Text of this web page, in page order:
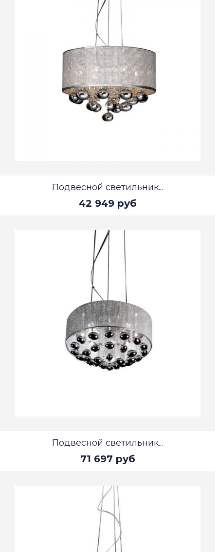
Подвесной светильник...
42 949 руб
Подвесной светильник...
71 697 руб